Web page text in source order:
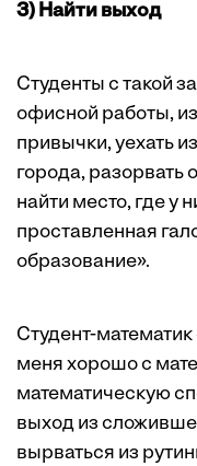
3) Найти выход
Студенты с такой
офисной работы,
привычки, уехать
города, разорвать
найти место, где у
проставленная
образование».
Студент-математик
меня хорошо с
математическую
выход из
вырваться из